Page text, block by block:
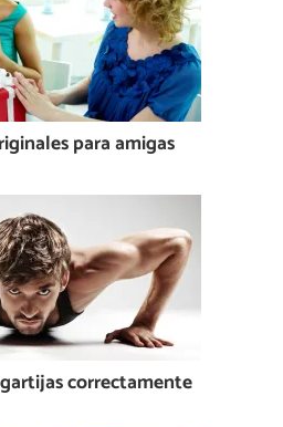
para amigas
correctamente